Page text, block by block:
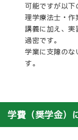
可能ですが以下
理学療法士・作
講義に加え、実
過密です。
学業に支障のな
す。
学費（奨学金）